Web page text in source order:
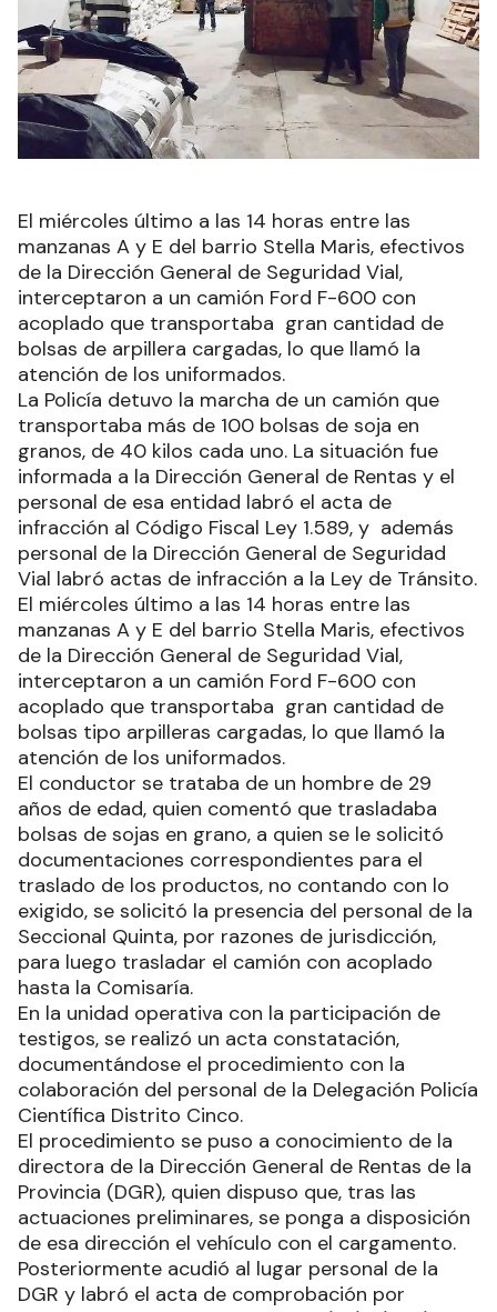
El miércoles último a las 14 horas entre las
manzanas A y E del barrio Stella Maris, efectivos
de la Dirección General de Seguridad Vial,
interceptaron a un camión Ford F-600 con
acoplado que transportaba gran cantidad de
bolsas de arpillera cargadas, lo que llamó la
atención de los uniformados.
La Policía detuvo la marcha de un camión que
transportaba más de 100 bolsas de soja en
granos, de 40 kilos cada uno. La situación fue
informada a la Dirección General de Rentas y el
personal de esa entidad labró el acta de
infracción al Código Fiscal Ley 1.589, y además
personal de la Dirección General de Seguridad
Vial labró actas de infracción a la Ley de Tránsito.
El miércoles último a las 14 horas entre las
manzanas A y E del barrio Stella Maris, efectivos
de la Dirección General de Seguridad Vial,
interceptaron a un camión Ford F-600 con
acoplado que transportaba gran cantidad de
bolsas tipo arpilleras cargadas, lo que llamó la
atención de los uniformados.
El conductor se trataba de un hombre de 29
años de edad, quien comentó que trasladaba
bolsas de sojas en grano, a quien se le solicitó
documentaciones correspondientes para el
traslado de los productos, no contando con lo
exigido, se solicitó la presencia del personal de la
Seccional Quinta, por razones de jurisdicción,
para luego trasladar el camión con acoplado
hasta la Comisaría.
En la unidad operativa con la participación de
testigos, se realizó un acta constatación,
documentándose el procedimiento con la
colaboración del personal de la Delegación Policía
Científica Distrito Cinco.
El procedimiento se puso a conocimiento de la
directora de la Dirección General de Rentas de la
Provincia (DGR), quien dispuso que, tras las
actuaciones preliminares, se ponga a disposición
de esa dirección el vehículo con el cargamento.
Posteriormente acudió al lugar personal de la
DGR y labró el acta de comprobación por